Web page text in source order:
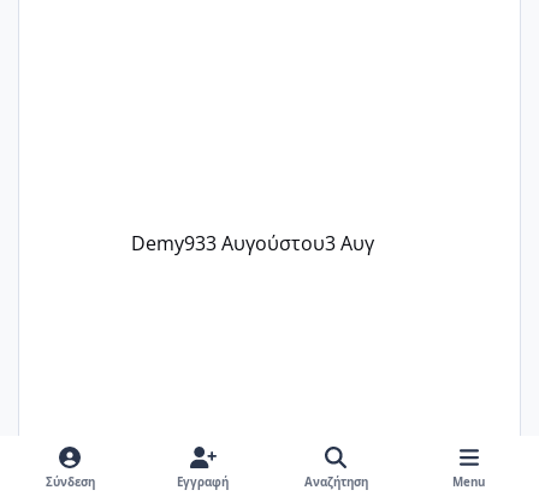
Demy933 Αυγούστου3 Αυγ
Σύνδεση Εγγραφή Αναζήτηση Menu